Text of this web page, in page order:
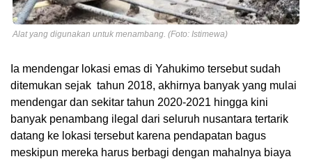
Alat yang digunakan untuk menambang. (Foto: Istimewa)
Ia mendengar lokasi emas di Yahukimo tersebut sudah
ditemukan sejak tahun 2018, akhirnya banyak yang mulai
mendengar dan sekitar tahun 2020-2021 hingga kini
banyak penambang ilegal dari seluruh nusantara tertarik
datang ke lokasi tersebut karena pendapatan bagus
meskipun mereka harus berbagi dengan mahalnya biaya